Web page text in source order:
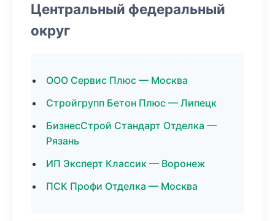
Центральный федеральный
округ
ООО Сервис Плюс — Москва
Стройгрупп Бетон Плюс — Липецк
БизнесСтрой Стандарт Отделка —
Рязань
ИП Эксперт Классик — Воронеж
ПСК Профи Отделка — Москва